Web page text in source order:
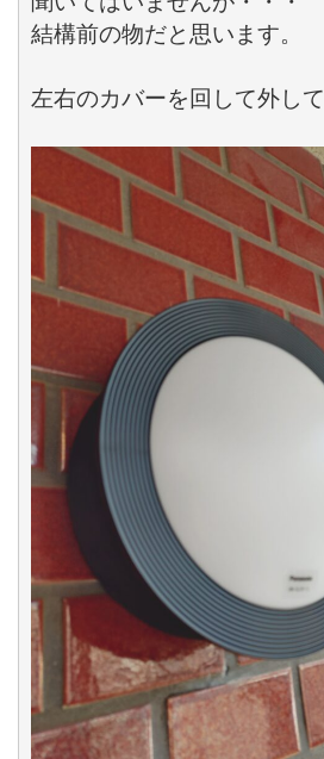
結構前の物だと思います。
左右のカバーを回して外して